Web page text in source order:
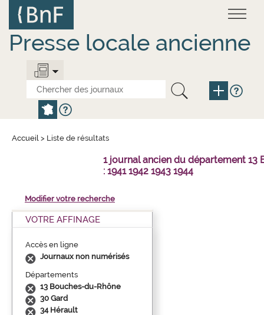
contenu
principal
Presse locale ancienne
Accueil > Liste de résultats
1 journal ancien du département
: 1941 1942 1943 1944
Modifier votre recherche
VOTRE AFFINAGE
Accès en ligne
Journaux non numérisés
Départements
13 Bouches-du-Rhône
30 Gard
34 Hérault
Panneau de gestion des cookies